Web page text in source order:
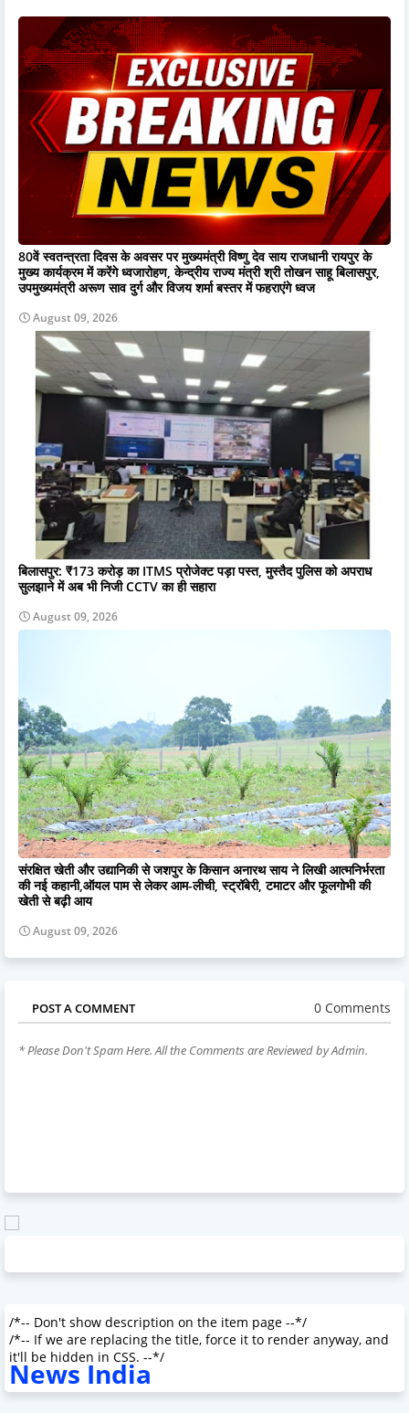
80वें स्वतन्त्रता दिवस के अवसर पर मुख्यमंत्री विष्णु देव साय राजधानी रायपुर के
मुख्य कार्यक्रम में करेंगे ध्वजारोहण, केन्द्रीय राज्य मंत्री श्री तोखन साहू बिलासपुर,
उपमुख्यमंत्री अरूण साव दुर्ग और विजय शर्मा बस्तर में फहराएंगे ध्वज
August 09, 2026
बिलासपुर: ₹173 करोड़ का ITMS प्रोजेक्ट पड़ा पस्त, मुस्तैद पुलिस को अपराध
सुलझाने में अब भी निजी CCTV का ही सहारा
August 09, 2026
संरक्षित खेती और उद्यानिकी से जशपुर के किसान अनारथ साय ने लिखी आत्मनिर्भरता
की नई कहानी,ऑयल पाम से लेकर आम-लीची, स्ट्रॉबेरी, टमाटर और फूलगोभी की
खेती से बढ़ी आय
August 09, 2026
POST A COMMENT 0 Comments
* Please Don't Spam Here. All the Comments are Reviewed by Admin.
/*-- Don't show description on the item page --*/
/*-- If we are replacing the title, force it to render anyway, and
it'll be hidden in CSS. --*/
News India